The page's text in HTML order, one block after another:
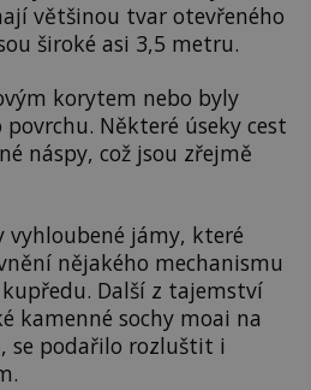
většinou tvar otevřeného
široké asi 3,5 metru.
korytem nebo byly
Některé úseky cest
náspy, což jsou zřejmě
vyhloubené jámy, které
nějakého mechanismu
Další z tajemství
kamenné sochy moai na
se podařilo rozluštit i